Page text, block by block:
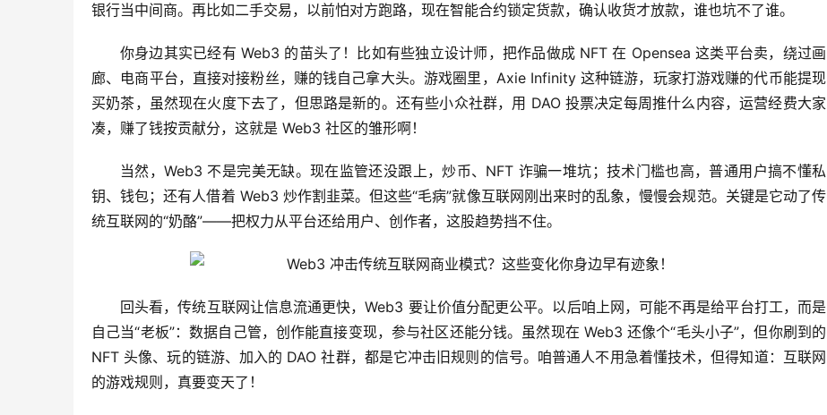
银行当中间商。再比如二手交易，以前怕对方跑路，现在智能合约锁定货款，确认收货才放款，谁也坑不了谁。
你身边其实已经有 Web3 的苗头了！比如有些独立设计师，把作品做成 NFT 在 Opensea 这类平台卖，绕过画
廊、电商平台，直接对接粉丝，赚的钱自己拿大头。游戏圈里，Axie Infinity 这种链游，玩家打游戏赚的代币能提现
买奶茶，虽然现在火度下去了，但思路是新的。还有些小众社群，用 DAO 投票决定每周推什么内容，运营经费大家
凑，赚了钱按贡献分，这就是 Web3 社区的雏形啊！
当然，Web3 不是完美无缺。现在监管还没跟上，炒币、NFT 诈骗一堆坑；技术门槛也高，普通用户搞不懂私
钥、钱包；还有人借着 Web3 炒作割韭菜。但这些“毛病”就像互联网刚出来时的乱象，慢慢会规范。关键是它动了传
统互联网的“奶酪”——把权力从平台还给用户、创作者，这股趋势挡不住。
回头看，传统互联网让信息流通更快，Web3 要让价值分配更公平。以后咱上网，可能不再是给平台打工，而是
自己当“老板”：数据自己管，创作能直接变现，参与社区还能分钱。虽然现在 Web3 还像个“毛头小子”，但你刷到的
NFT 头像、玩的链游、加入的 DAO 社群，都是它冲击旧规则的信号。咱普通人不用急着懂技术，但得知道：互联网
的游戏规则，真要变天了！